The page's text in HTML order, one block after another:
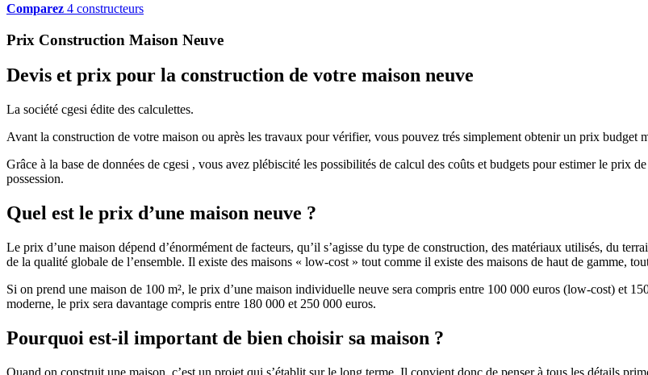
Comparez 4 constructeurs
Prix Construction Maison Neuve
Devis et prix pour la construction de votre maison neuve
La société cgesi édite des calculettes.
Avant la construction de votre maison ou après les travaux pour vérifier, vous pouvez trés simplement obtenir un prix budget
Grâce à la base de données de cgesi , vous avez plébiscité les possibilités de calcul des coûts et budgets pour estimer le prix
possession.
Quel est le prix d’une maison neuve ?
Le prix d’une maison dépend d’énormément de facteurs, qu’il s’agisse du type de construction, des matériaux utilisés, du
de la qualité globale de l’ensemble. Il existe des maisons « low-cost » tout comme il existe des maisons de haut de gamme,
Si on prend une maison de 100 m², le prix d’une maison individuelle neuve sera compris entre 100 000 euros (low-cost) et
moderne, le prix sera davantage compris entre 180 000 et 250 000 euros.
Pourquoi est-il important de bien choisir sa maison ?
Quand on construit une maison, c’est un projet qui s’établit sur le long terme. Il convient donc de penser à tous les détails